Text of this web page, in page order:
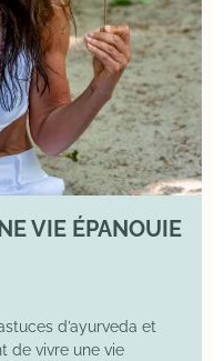
VIE ÉPANOUIE
d’ayurveda et
de vivre une vie